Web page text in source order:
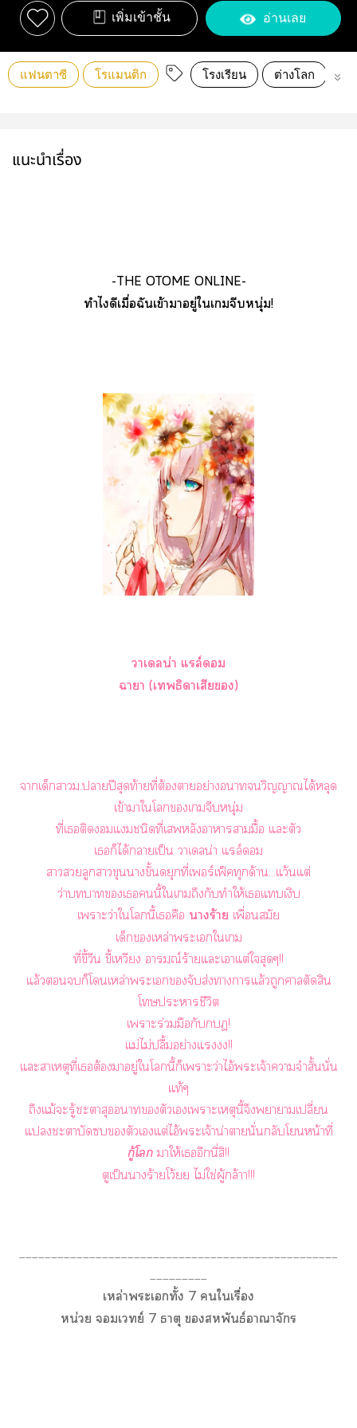
เพิ่มเข้าชั้น อ่านเลย
แฟนตาซี โรแมนติก โรงเรียน ต่างโลก
แนะนำเรื่อง
-THE OTOME ONLINE-
ทำไดีเมื่อฉันเข้าาอยู่ใเจีบหนุ่ม!
าเลน่า แล์
าา (เธิดาเสีย)
าเด็กาม.าปีสุดท้ายที่ต้องาอย่างอาวิญญาณได้หลุด
เข้าาใโเจีบหนุ่ม
ที่เติดแชนิดที่เหลังาาามื้อ แะตัว
เก็ได้าเป็น าเลน่า แล์
าลูกาขุนาขั้นดยุกที่เอร์เฟ็คทุกด้าน...แว้นแต่
ว่าาเนี้ใเถึงกับทำให้เแเงิบ
เาะว่าใโนี้เคือ าร้าย เพื่อนสมัย
เด็กเหล่าะเใเ
ที่ขี้วีน ขี้เหวี อารมณ์ร้ายแะเาแต่ใสุดๆ!!
แล้วก็โเหล่าะเจับส่งาาแล้วถูกาตัดสิน
โะาชีวิต
เาะร่วมมือกับฎ!
แม่ไม่ปลื้มอย่างแ!!
แะสาเหตุที่เต้องาอยู่ใโนี้ก็เาะว่าไอ้ะเจ้าาจำสั้นนั่น
แท้ๆ
ถึงแม้ะรู้ะาสุาตัวเเาะเหตุนี้จึงาาเปลี่ยน
แะาบัดซบตัวเแต่ไอ้ะเจ้าน่าานั่นกลับโหน้าที่
กู้โ าให้เอีกนี่สิ!!
ตูเป็นาร้ายโว้ยย ไม่ใช่ผู้กล้าา!!!
__________________________________________________
_________
เหล่าะเทั้ง 7 ใเรื่อง
หน่วย เวทย์ 7 ธาตุ สหพันธ์อาณาจักร